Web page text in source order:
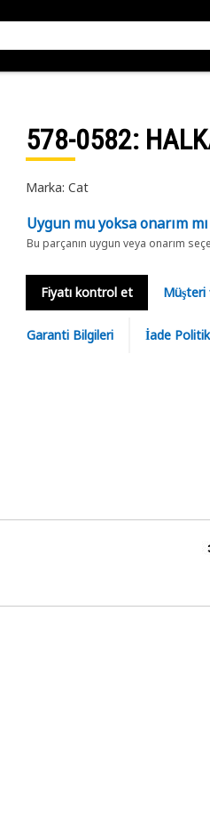
578-0582:
Marka: Cat
Uygun mu yoksa onarım
Bu parçanın uygun veya onarım
Fiyatı kontrol et Müşteri
Garanti Bilgileri İade